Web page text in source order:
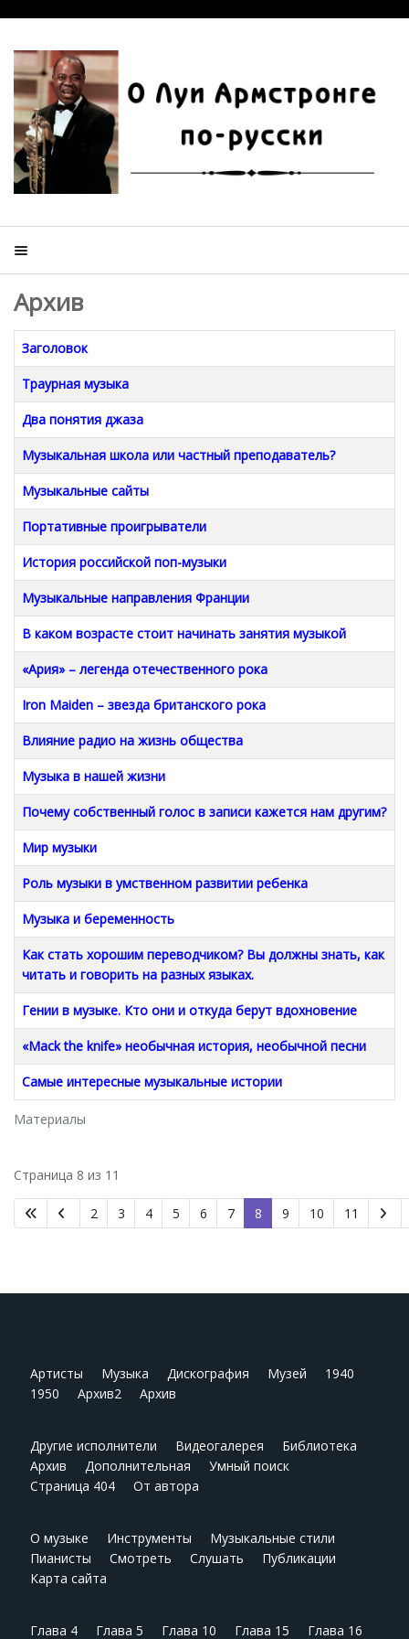
Архив
Материалы
Заголовок
Траурная музыка
Два понятия джаза
Музыкальная школа или частный преподаватель?
Музыкальные сайты
Портативные проигрыватели
История российской поп-музыки
Музыкальные направления Франции
В каком возрасте стоит начинать занятия музыкой
«Ария» – легенда отечественного рока
Iron Maiden – звезда британского рока
Влияние радио на жизнь общества
Музыка в нашей жизни
Почему собственный голос в записи кажется нам другим?
Мир музыки
Роль музыки в умственном развитии ребенка
Музыка и беременность
Как стать хорошим переводчиком? Вы должны знать, как
читать и говорить на разных языках.
Гении в музыке. Кто они и откуда берут вдохновение
«Mack the knife» необычная история, необычной песни
Самые интересные музыкальные истории
Страница 8 из 11
2 3 4 5 6 7 8 9 10 11
Артисты Музыка Дискография Музей
1940
1950
Архив2 Архив
Другие исполнители Видеогалерея
Библиотека
Архив
Дополнительная
Умный поиск
Страница 404
От автора
О музыке Инструменты
Музыкальные стили
Пианисты
Смотреть Слушать
Публикации
Карта сайта
Глава 4 Глава 5 Глава 10 Глава 15 Глава 16